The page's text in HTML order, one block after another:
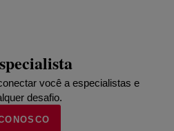
você a especialistas e
desafio.